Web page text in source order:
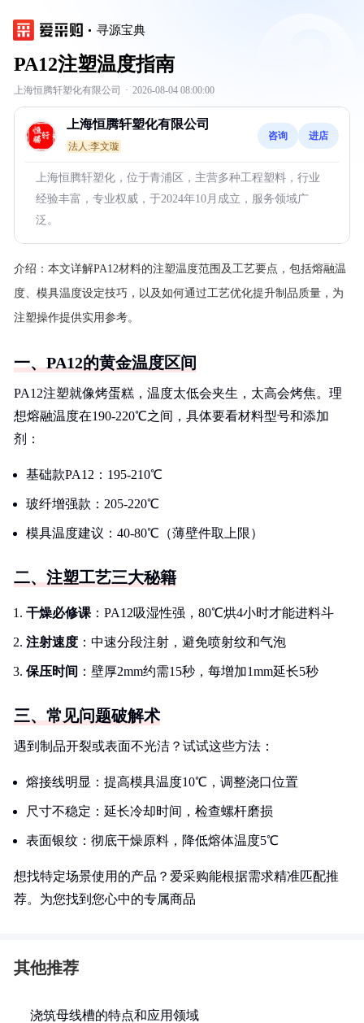
寻源宝典
PA12注塑温度指南
上海恒腾轩塑化有限公司 · 2026-08-04 08:00:00
上海恒腾轩塑化有限公司
法人:李文璇
咨询 进店
上海恒腾轩塑化，位于青浦区，主营多种工程塑料，行业
经验丰富，专业权威，于2024年10月成立，服务领域广
泛。
介绍： 本文详解PA12材料的注塑温度范围及工艺要点，包括熔融温
度、模具温度设定技巧，以及如何通过工艺优化提升制品质量，为
注塑操作提供实用参考。
一、PA12的黄金温度区间
PA12注塑就像烤蛋糕，温度太低会夹生，太高会烤焦。理
想熔融温度在190-220℃之间，具体要看材料型号和添加
剂：
基础款PA12：195-210℃
玻纤增强款：205-220℃
模具温度建议：40-80℃（薄壁件取上限）
二、注塑工艺三大秘籍
干燥必修课 ：PA12吸湿性强，80℃烘4小时才能进料斗
注射速度 ：中速分段注射，避免喷射纹和气泡
保压时间 ：壁厚2mm约需15秒，每增加1mm延长5秒
三、常见问题破解术
遇到制品开裂或表面不光洁？试试这些方法：
熔接线明显：提高模具温度10℃，调整浇口位置
尺寸不稳定：延长冷却时间，检查螺杆磨损
表面银纹：彻底干燥原料，降低熔体温度5℃
想找特定场景使用的产品？爱采购能根据需求精准匹配推
荐。为您找到您心中的专属商品
其他推荐
浇筑母线槽的特点和应用领域